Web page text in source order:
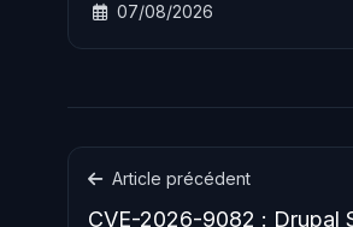
délai de 72 heures pour les
pipeline CI/CD.
07/08/2026
Article précédent
CVE-2026-9082 : Drupal